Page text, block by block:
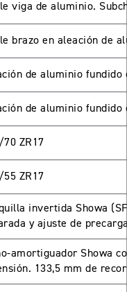
viga de aluminio.
brazo en aleación de
de aluminio fundido
de aluminio fundido
70 ZR17
55 ZR17
invertida Showa
y ajuste de
amortiguador Showa
133,5 mm de